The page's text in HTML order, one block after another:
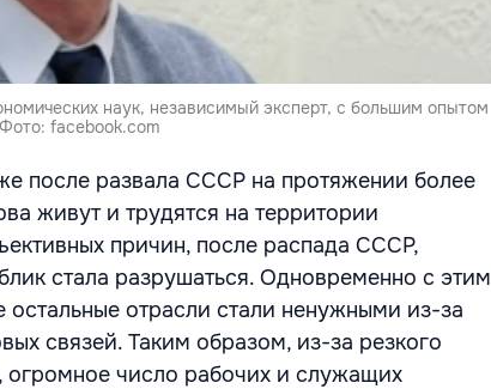
наук, независимый эксперт, с большим опытом
facebook.com
после развала СССР на протяжении более
живут и трудятся на территории
причин, после распада СССР,
стала разрушаться. Одновременно с этим
отрасли стали ненужными из-за
связей. Таким образом, из-за резкого
число рабочих и служащих